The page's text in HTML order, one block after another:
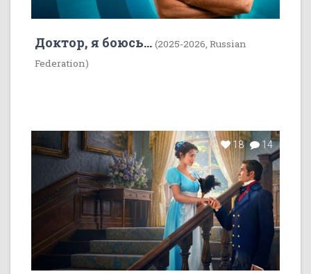
Доктор, я боюсь... (2025-2026, Russian
Federation)
18 14